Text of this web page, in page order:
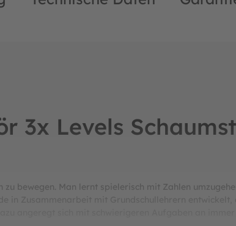
3x Levels
zu bewegen. Man lernt spielerisch mit Zahlen